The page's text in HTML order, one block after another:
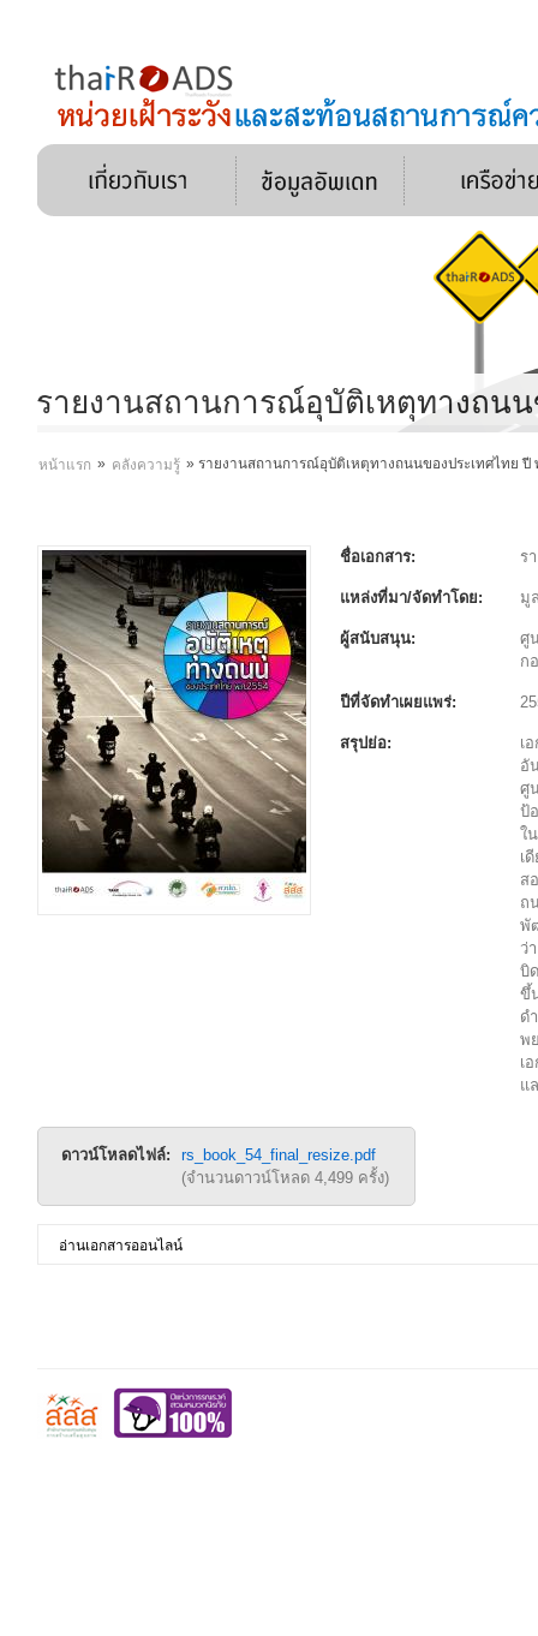
รายงานสถานการณ์อุบัติเหตุทางถนน
หน้าแรก » คลังความรู้ »รายงานสถานการณ์อุบัติเหตุทางถนนของประเทศไทย ปี
ชื่อเอกสาร: ร
แหล่งที่มา/จัดทำโดย: มู
ผู้สนับสนุน:
ศู
ก
ปีที่จัดทำเผยแพร่:
สรุปย่อ:
เ
อั
ศู
ป้
ใ
เ
ส
ถ
พั
ว่
บิ
ขึ้
ด
พ
เ
แ
ดาวน์โหลดไฟล์:
rs_book_54_final_resize.pdf
(จำนวนดาวน์โหลด 4,499 ครั้ง)
อ่านเอกสารออนไลน์